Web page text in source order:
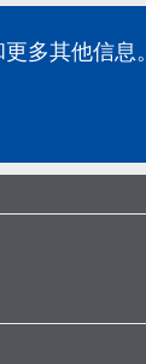
多其他信息。